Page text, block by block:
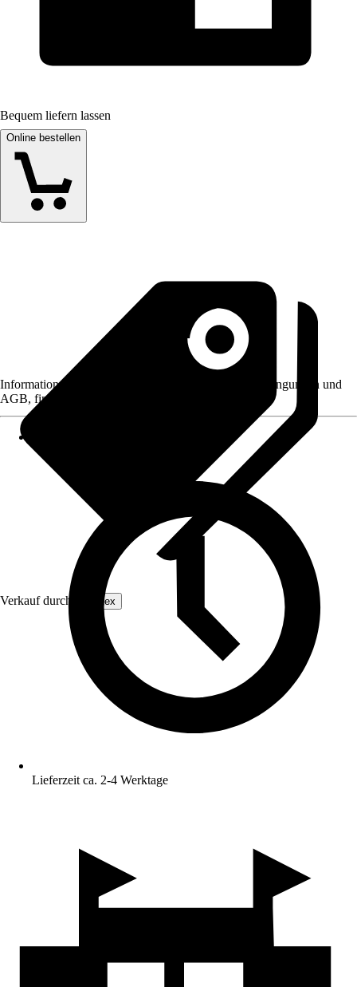
Bequem liefern lassen
Online bestellen
Verkauf durch: ecottex
Informationen des Verkäufers, wie z. B. Rückgabebedingungen und
AGB, finden Sie bei Klick auf den Verkäufernamen.
Lieferzeit ca. 2-4 Werktage